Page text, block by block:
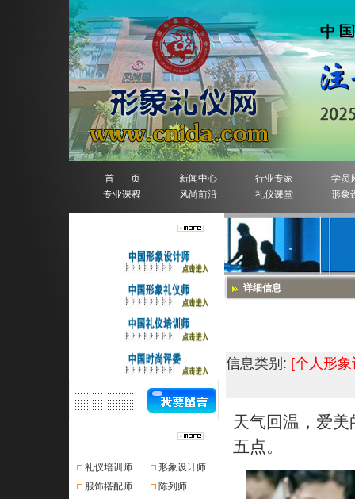
首 页 新闻中心 行业专家
学员
专业课程
风尚前沿 礼仪课堂 形象
礼仪培训师
形象设计师
服饰搭配师
陈列师
详细信息
信息类别: [个人形
天气回温，爱
五点。